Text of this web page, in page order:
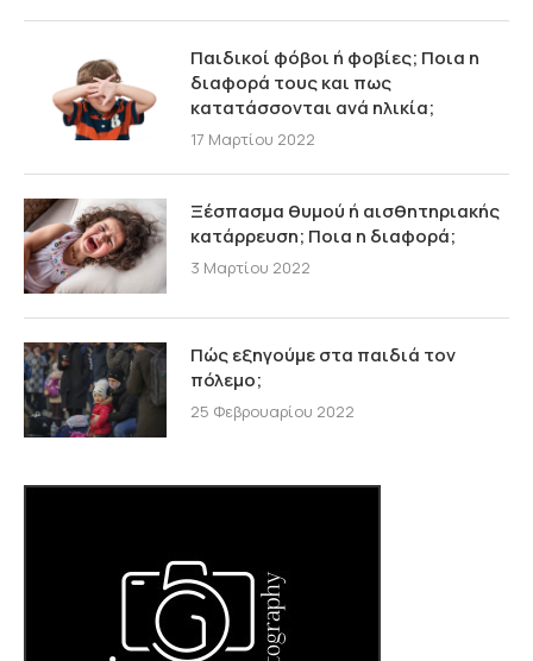
Παιδικοί φόβοι ή φοβίες; Ποια η
διαφορά τους και πως
κατατάσσονται ανά ηλικία;
17 Μαρτίου 2022
Ξέσπασμα θυμού ή αισθητηριακής
κατάρρευση; Ποια η διαφορά;
3 Μαρτίου 2022
Πώς εξηγούμε στα παιδιά τον
πόλεμο;
25 Φεβρουαρίου 2022